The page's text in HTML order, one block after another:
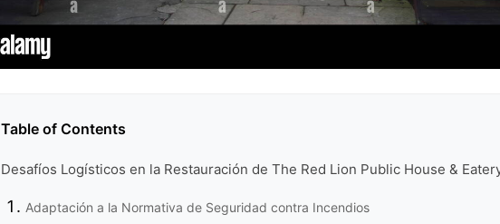
Table of Contents
Desafíos Logísticos en la Restauración de The Red Lion Public House &
Adaptación a la Normativa de Seguridad contra Incendios